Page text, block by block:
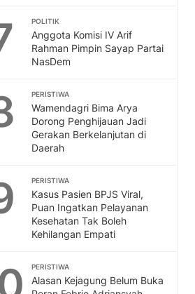
POLITIK
Anggota Komisi IV Arif
Rahman Pimpin Sayap Partai
NasDem
PERISTIWA
Wamendagri Bima Arya
Dorong Penghijauan Jadi
Gerakan Berkelanjutan di
Daerah
PERISTIWA
Kasus Pasien BPJS Viral,
Puan Ingatkan Pelayanan
Kesehatan Tak Boleh
Kehilangan Empati
PERISTIWA
Alasan Kejagung Belum Buka